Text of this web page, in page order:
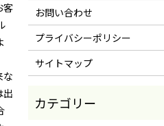
客
な
出
お問い合わせ
プライバシーポリシー
サイトマップ